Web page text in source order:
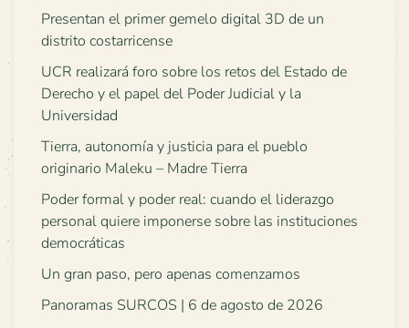
Presentan el primer gemelo digital 3D de un
distrito costarricense
UCR realizará foro sobre los retos del Estado de
Derecho y el papel del Poder Judicial y la
Universidad
Tierra, autonomía y justicia para el pueblo
originario Maleku – Madre Tierra
Poder formal y poder real: cuando el liderazgo
personal quiere imponerse sobre las instituciones
democráticas
Un gran paso, pero apenas comenzamos
Panoramas SURCOS | 6 de agosto de 2026